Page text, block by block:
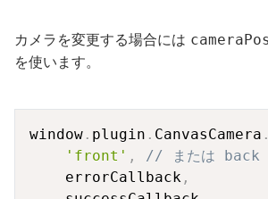
カメラを変更する場合には
を使います。
window . plugin . CanvasCamera .
'front' ,
// または back
    errorCallback
,